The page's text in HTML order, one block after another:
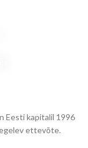
Eesti kapitalil 1996
ettevõte.